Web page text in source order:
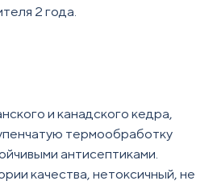
2 года.
и канадского кедра,
термообработку
антисептиками.
качества, нетоксичный, не